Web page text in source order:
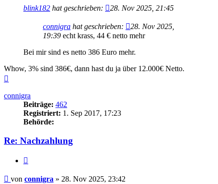
blink182 hat geschrieben: 28. Nov 2025, 21:45
connigra hat geschrieben:
28. Nov 2025,
19:39 echt krass, 44 € netto mehr
Bei mir sind es netto 386 Euro mehr.
Whow, 3% sind 386€, dann hast du ja über 12.000€ Netto.
connigra
Beiträge: 462
Registriert: 1. Sep 2017, 17:23
Behörde:
Re: Nachzahlung
Beitrag
von connigra » 28. Nov 2025, 23:42